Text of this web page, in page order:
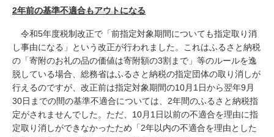
2年前の基準不適合もアウトになる
令和5年度税制改正で「前指定対象期間についても指定取り消
し事由になる」という改正が行われました。これはふるさと納税
の「寄附のお礼の品の価値は寄附額の3割まで」等のルールを逸
脱している場合、総務省はふるさと納税の指定団体の取り消しが
行えるのですが、改正前は指定対象期間の10月1日から翌年9月
30日までの間の基準不適合については、2年間のふるさと納税指
定がされませんでした。ただ、10月1日以前の不適合を理由に指
定取り消しができなかったため「2年以内の不適合を理由とした